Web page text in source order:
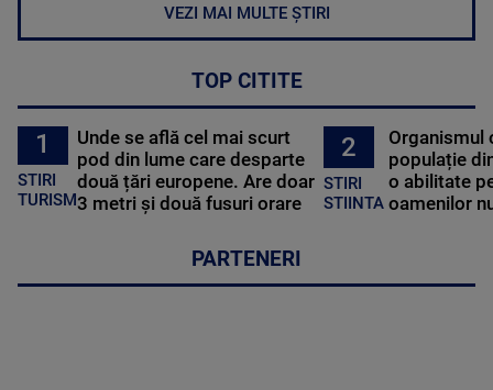
VEZI MAI MULTE ȘTIRI
TOP CITITE
1
STIRI
TURISM
Unde se află cel mai scurt
pod din lume care desparte
două țări europene. Are doar
3 metri și două fusuri orare
2
STIRI
STIINTA
Organismul
populație
o abilitate
oamenilor
PARTENERI